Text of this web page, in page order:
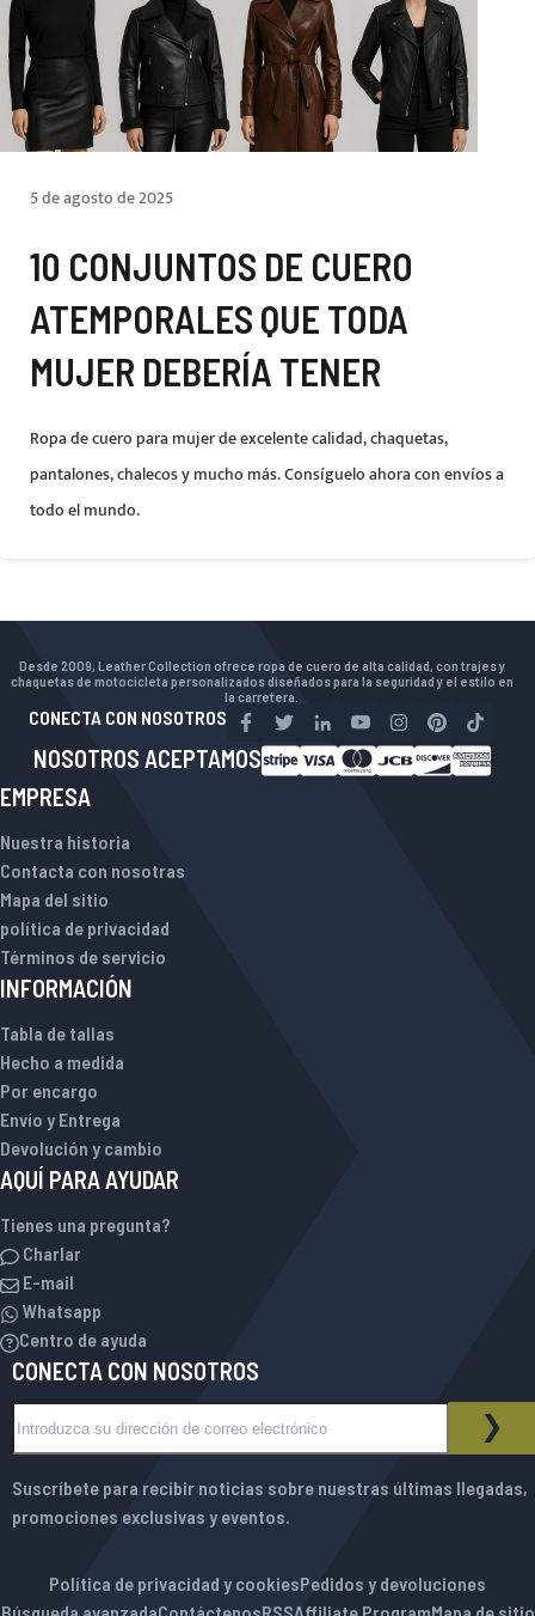
5 de agosto de 2025
10 CONJUNTOS DE CUERO
ATEMPORALES QUE TODA
MUJER DEBERÍA TENER
Ropa de cuero para mujer de excelente calidad, chaquetas,
pantalones, chalecos y mucho más. Consíguelo ahora con envíos a
todo el mundo.
Desde 2009, Leather Collection ofrece ropa de cuero de alta calidad, con trajes y
chaquetas de motocicleta personalizados diseñados para la seguridad y el estilo en
la carretera.
CONECTA CON NOSOTROS
NOSOTROS ACEPTAMOS
EMPRESA
Nuestra historia
Contacta con nosotras
Mapa del sitio
política de privacidad
Términos de servicio
INFORMACIÓN
Tabla de tallas
Hecho a medida
Por encargo
Envío y Entrega
Devolución y cambio
AQUÍ PARA AYUDAR
Tienes una pregunta?
Charlar
E-mail
Whatsapp
Centro de ayuda
CONECTA CON NOSOTROS
BOLETÍN DE NOTICIAS
Suscríbete para recibir noticias sobre nuestras últimas llegadas,
promociones exclusivas y eventos.
Política de privacidad y cookiesPedidos y devoluciones